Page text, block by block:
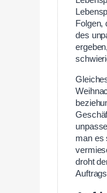
Folgen,
des
man es
droht